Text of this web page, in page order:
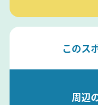
このス
周辺